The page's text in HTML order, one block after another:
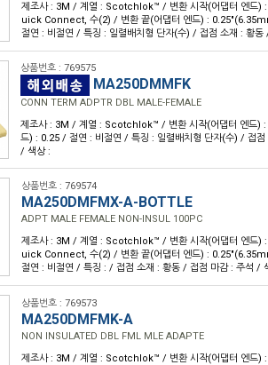
제조사 : 3M / 계열 : Scotchlok™ / 변환 시작(어댑터 엔드
uick Connect, 수(2) / 변환 끝(어댑터 엔드) :
절연 : 비절연 / 특징 : 일렬배치형 단자(수) / 접점 소재 : 황
상품번호 : 769575
MA250DMMFK
CONN TERM ADPTR DBL MALE-FEMALE
제조사 : 3M / 계열 : Scotchlok™ / 변환 시작(어댑터 엔드)
드) : 0.25 / 절연 : 비절연 / 특징 : 일렬배치형 단자(수) / 접
/ 색상 :
상품번호 : 769574
MA250DMFMX-A-BOTTLE
ADPT MALE FEMALE NON-INSUL 100PC
제조사 : 3M / 계열 : Scotchlok™ / 변환 시작(어댑터 엔드
uick Connect, 수(2) / 변환 끝(어댑터 엔드) :
절연 : 비절연 / 특징 : / 접점 소재 : 황동 / 접점 마감 : 주석 /
상품번호 : 769573
MA250DMFMK-A
NON INSULATED DBL FML MLE ADAPTE
제조사 : 3M / 계열 : Scotchlok™ / 변환 시작(어댑터 엔드